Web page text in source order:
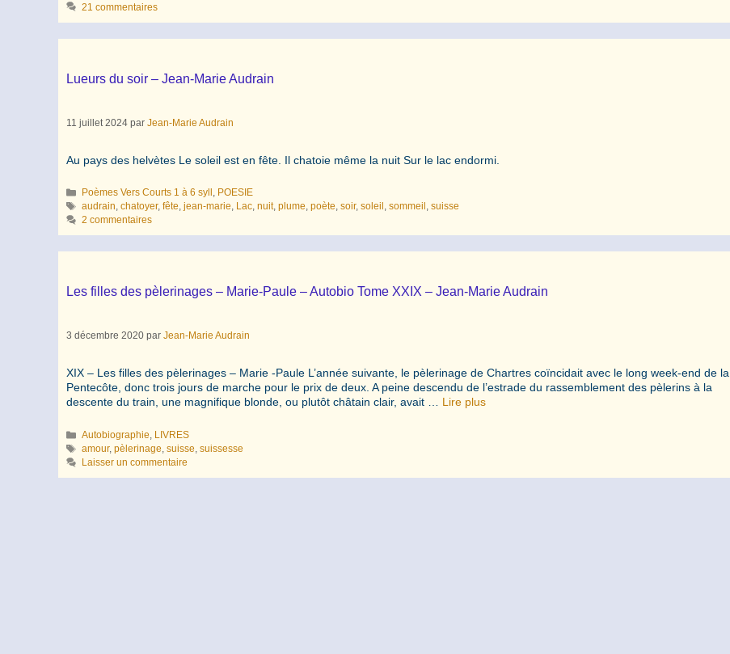
21 commentaires
Lueurs du soir – Jean-Marie Audrain
11 juillet 2024 par Jean-Marie Audrain
Au pays des helvètes Le soleil est en fête. Il chatoie même la nuit Sur le lac endormi.
Catégories
Poèmes Vers Courts 1 à 6 syll , POESIE
Étiquettes
audrain,chatoyer,fête,jean-marie, Lac,nuit,plume,poète,soir,soleil ,sommeil ,suisse
2 commentaires
Les filles des pèlerinages – Marie-Paule – Autobio Tome XXIX – Jean-Marie Audrain
3 décembre 2020 par Jean-Marie Audrain
XIX – Les filles des pèlerinages – Marie -Paule L’année suivante, le pèlerinage de Chartres coïncidait avec le long week-end de la
Pentecôte, donc trois jours de marche pour le prix de deux. A peine descendu de l’estrade du rassemblement des pèlerins à la
descente du train, une magnifique blonde, ou plutôt châtain clair, avait … Lire plus
Catégories
Autobiographie, LIVRES
Étiquettes
amour,pèlerinage,suisse,suissesse
Laisser un commentaire